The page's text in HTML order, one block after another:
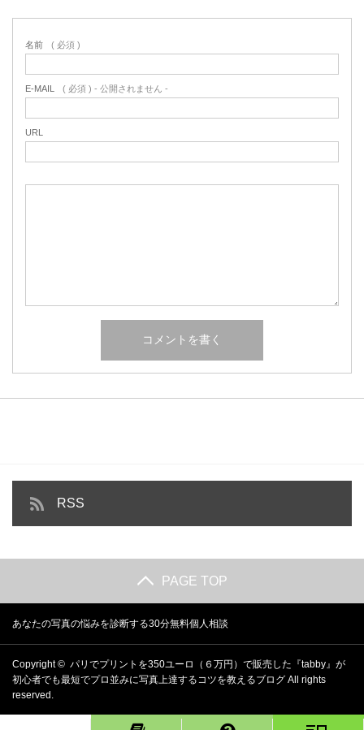
名前 ( 必須 )
E-MAIL ( 必須 ) - 公開されません -
URL
RSS
PAGE TOP
あなたの写真の悩みを診断する30分無料個人相談
Copyright © パリでプリントを350ユーロ（６万円）で販売した『tabby』が
初心者でも最短でプロ並みに写真上達するコツを教えるブログ All rights
reserved.